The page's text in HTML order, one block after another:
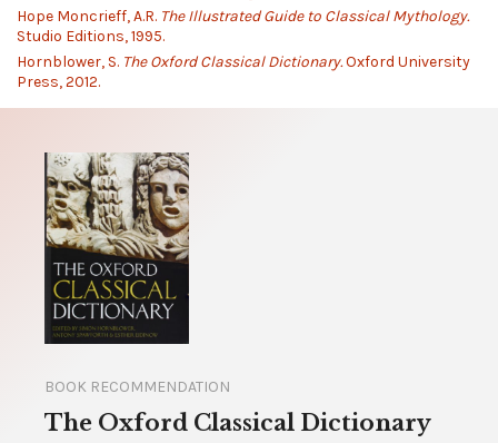
Hope Moncrieff, A.R. The Illustrated Guide to Classical Mythology.
Studio Editions, 1995.
Hornblower, S. The Oxford Classical Dictionary.Oxford University
Press, 2012.
BOOK RECOMMENDATION
The Oxford Classical Dictionary